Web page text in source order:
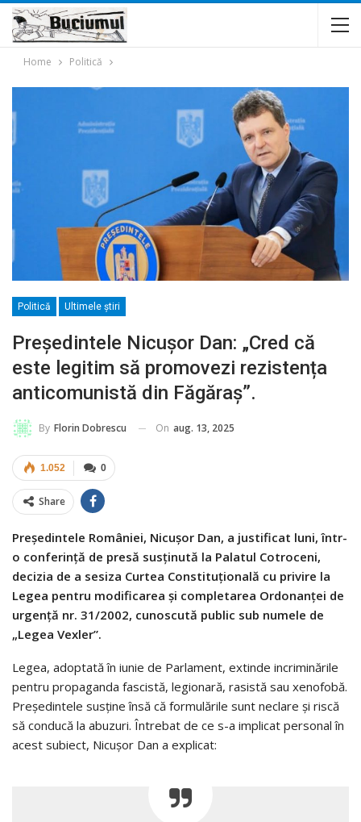
Home Politică
Politică Ultimele ştiri
Președintele Nicușor Dan: „Cred că
este legitim să promovezi rezistența
anticomunistă din Făgăraș”.
By Florin Dobrescu On aug. 13, 2025
0
1.052
Share
Președintele României, Nicușor Dan, a justificat luni, într-
o conferință de presă susținută la Palatul Cotroceni,
decizia de a sesiza Curtea Constituțională cu privire la
Legea pentru modificarea și completarea Ordonanței de
urgență nr. 31/2002, cunoscută public sub numele de
„Legea Vexler”.
Legea, adoptată în iunie de Parlament, extinde incriminările
pentru propaganda fascistă, legionară, rasistă sau xenofobă.
Președintele susține însă că formulările sunt neclare și riscă
să conducă la abuzuri. Întrebat de ce s-a implicat personal în
acest subiect, Nicușor Dan a explicat: